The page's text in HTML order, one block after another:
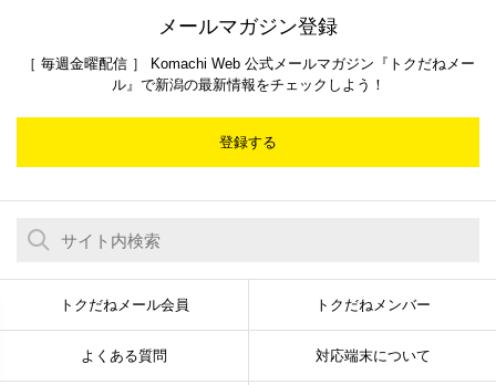
メールマガジン登録
［ 毎週金曜配信 ］ Komachi Web 公式メールマガジン『トクだねメー
ル』で新潟の最新情報をチェックしよう！
登録する
トクだねメール会員 トクだねメンバー
よくある質問 対応端末について